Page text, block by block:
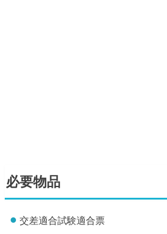
必要物品
交差適合試験適合票